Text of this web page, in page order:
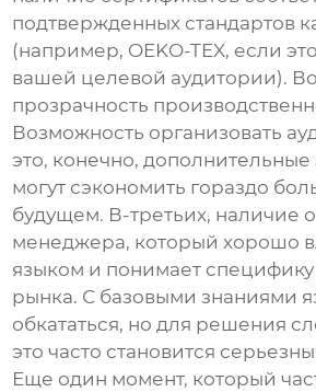
подтвержденных стандартов
(например, OEKO-TEX, если
вашей целевой аудитории).
прозрачность
Возможность организовать
это, конечно, дополнительные
могут сэкономить гораздо
будущем. В-третьих, наличие
менеджера, который хорошо
языком и понимает
рынка. С базовыми знаниями
обкататься, но для решения
это часто становится
Еще один момент, который